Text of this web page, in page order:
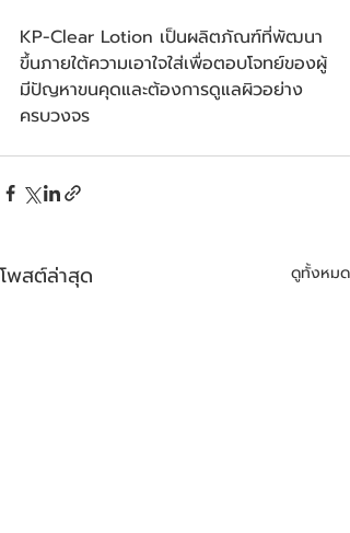
KP-Clear Lotion เป็นผลิตภัณฑ์ที่พัฒนา
ขึ้นภายใต้ความเอาใจใส่เพื่อตอบโจทย์ของผู้
มีปัญหาขนคุดและต้องการดูแลผิวอย่าง
ครบวงจร
โพสต์ล่าสุด ดูทั้งหมด